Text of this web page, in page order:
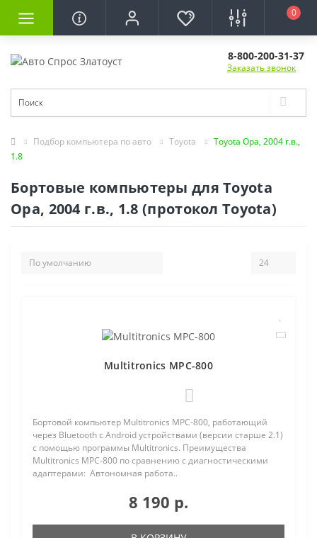
0
8-800-200-31-37
Заказать звонок
Подбор компьютера по авто Toyota
Toyota Opa, 2004 г.в.,
1.8
Бортовые компьютеры для Toyota
Opa, 2004 г.в., 1.8 (протокол Toyota)
Multitronics MPC-800
Бортовой компьютер Multitronics MPC-800, работающий
через Bluetooth с Android устройствами (версии старше 2.1)
с помощью программы Multitronics. Преимущества
Multitronics MPC-800 по сравнению с диагностическими
адаптерами: Автономная работа..
8 190 р.